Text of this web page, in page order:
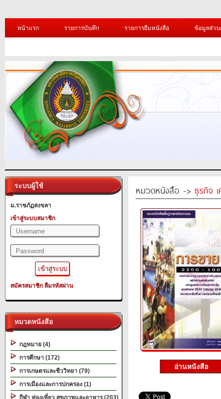
หน้าแรก รายการบันทึก รายการยืมหนังสือ ข้อมูลส่ว
ระบบผู้ใช้
ม.ราชภัฏสงขลา
เข้าสู่ระบบสมาชิก
สมัครสมาชิก ลืมรหัสผ่าน
หมวดหนังสือ
กฎหมาย (4)
การศึกษา (172)
การเกษตรและชีววิทยา (79)
การเมืองและการปกครอง (1)
กีฬา ท่องเที่ยว สุขภาพและอาหาร (203)
หมวดหนังสือ -> ธุรกิจ
อ่านหนังสือ